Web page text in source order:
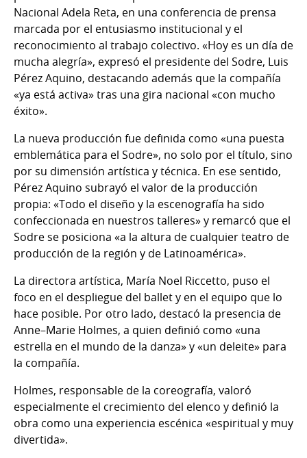
Nacional Adela Reta, en una conferencia de prensa
marcada por el entusiasmo institucional y el
reconocimiento al trabajo colectivo. «Hoy es un día de
mucha alegría», expresó el presidente del Sodre, Luis
Pérez Aquino, destacando además que la compañía
«ya está activa» tras una gira nacional «con mucho
éxito».
La nueva producción fue definida como «una puesta
emblemática para el Sodre», no solo por el título, sino
por su dimensión artística y técnica. En ese sentido,
Pérez Aquino subrayó el valor de la producción
propia: «Todo el diseño y la escenografía ha sido
confeccionada en nuestros talleres» y remarcó que el
Sodre se posiciona «a la altura de cualquier teatro de
producción de la región y de Latinoamérica».
La directora artística, María Noel Riccetto, puso el
foco en el despliegue del ballet y en el equipo que lo
hace posible. Por otro lado, destacó la presencia de
Anne–Marie Holmes, a quien definió como «una
estrella en el mundo de la danza» y «un deleite» para
la compañía.
Holmes, responsable de la coreografía, valoró
especialmente el crecimiento del elenco y definió la
obra como una experiencia escénica «espiritual y muy
divertida».